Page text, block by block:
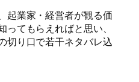
起業家・経営者が観る価
てもらえればと思い、
切り口で若干ネタバレ込